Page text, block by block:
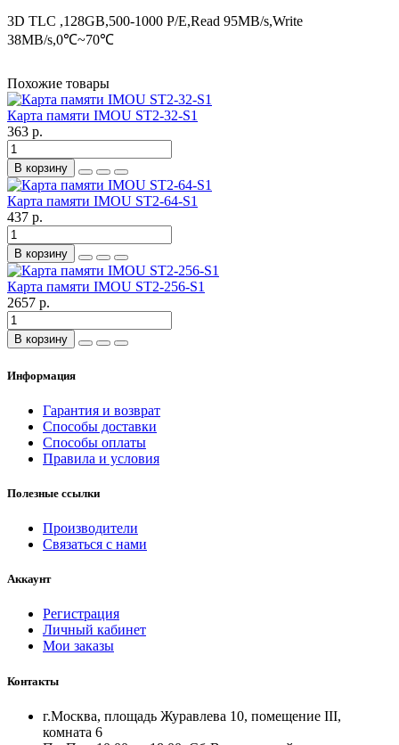
3D TLC ,128GB,500-1000 P/E,Read 95MB/s,Write
38MB/s,0℃~70℃
Похожие товары
Карта памяти IMOU ST2-32-S1
363 р.
В корзину
Карта памяти IMOU ST2-64-S1
437 р.
В корзину
Карта памяти IMOU ST2-256-S1
2657 р.
В корзину
Информация
Гарантия и возврат
Способы доставки
Способы оплаты
Правила и условия
Полезные ссылки
Производители
Связаться с нами
Аккаунт
Регистрация
Личный кабинет
Мои заказы
Контакты
г.Москва, площадь Журавлева 10, помещение III,
комната 6